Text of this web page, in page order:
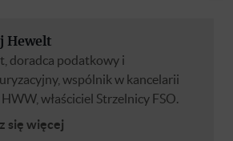
Hewelt
doradca podatkowy i
wspólnik w kancelarii
właściciel Strzelnicy FSO.
się więcej